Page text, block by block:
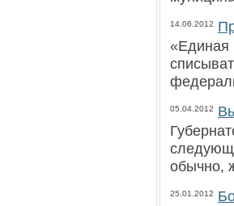
14.06.2012
«Единая
05.04.2012
обычно,
25.01.2012